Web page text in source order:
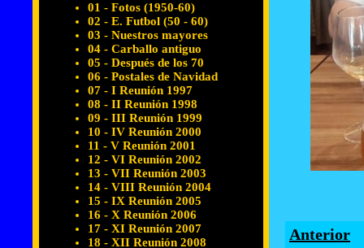
01 - Fotos (1950-60)
02 - E. Futbol (50 - 60)
03 - Nuestros mayores
04 - Carballo antiguo
05 - Después de los 70
06 - Postales de Navidad
07 - I Reunión 1997
08 - II Reunión 1998
09 - III Reunión 1999
10 - IV Reunión 2000
11 - V Reunión 2001
12 - VI Reunión 2002
13 - VII Reunión 2003
14 - VIII Reunión 2004
15 - IX Reunión 2005
16 - X Reunión 2006
17 - XI Reunión 2007
18 - XII Reunión 2008
Anterior